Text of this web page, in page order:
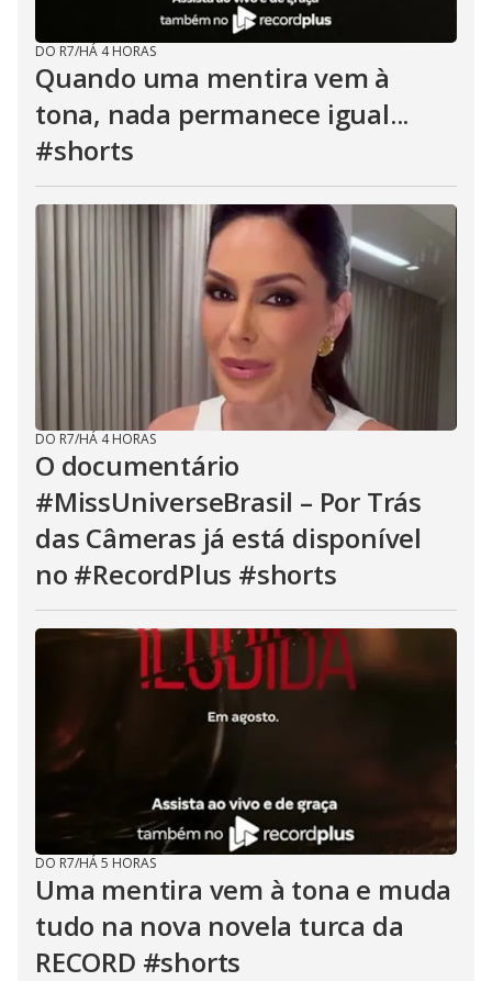
DO R7/HÁ 4 HORAS
Quando uma mentira vem à
tona, nada permanece igual...
#shorts
DO R7/HÁ 4 HORAS
O documentário
#MissUniverseBrasil – Por Trás
das Câmeras já está disponível
no #RecordPlus #shorts
DO R7/HÁ 5 HORAS
Uma mentira vem à tona e muda
tudo na nova novela turca da
RECORD #shorts